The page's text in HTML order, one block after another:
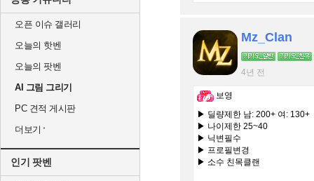
오픈 이슈 갤러리
오늘의 핫벤
오늘의 팟벤
AI 그림 그리기
PC 견적 게시판
더보기
인기 팟벤
Mz_Clan
4년 전
보영
▶ 딜량제한 남: 200+ 여: 130+
▶ 나이제한 25~40
▶ 닉변필수
▶ 프로필변경
▶ 소수 친목클랜